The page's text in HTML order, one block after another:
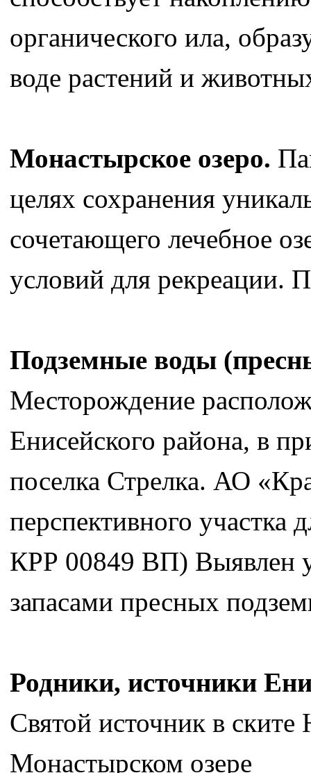
органического ила,
воде растений и
Монастырское озеро.
целях сохранения
сочетающего лечебное
условий для рекреации.
Подземные воды
Месторождение
Енисейского района, в
поселка Стрелка. АО
перспективного участка
КРР 00849 ВП) Выявлен
запасами пресных
Родники, источники
Святой источник в
Монастырском озере